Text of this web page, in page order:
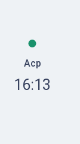
Аср
16:13